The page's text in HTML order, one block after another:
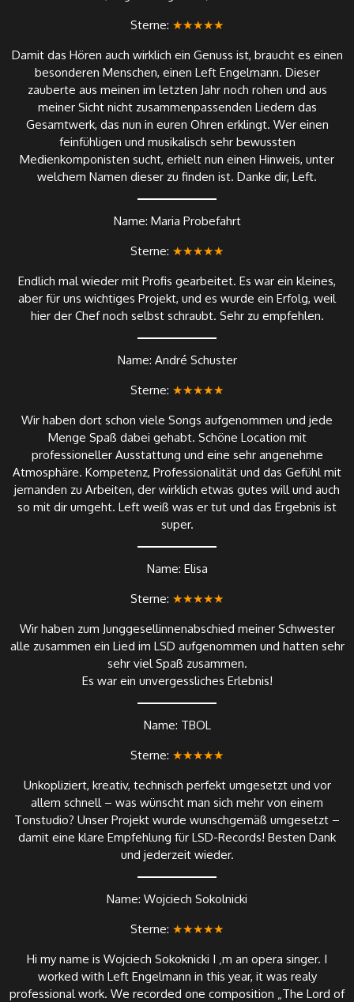
Sterne: ★★★★★
Damit das Hören auch wirklich ein Genuss ist, braucht es einen
besonderen Menschen, einen Left Engelmann. Dieser
zauberte aus meinen im letzten Jahr noch rohen und aus
meiner Sicht nicht zusammenpassenden Liedern das
Gesamtwerk, das nun in euren Ohren erklingt. Wer einen
feinfühligen und musikalisch sehr bewussten
Medienkomponisten sucht, erhielt nun einen Hinweis, unter
welchem Namen dieser zu finden ist. Danke dir, Left.
Name: Maria Probefahrt
Sterne: ★★★★★
Endlich mal wieder mit Profis gearbeitet. Es war ein kleines,
aber für uns wichtiges Projekt, und es wurde ein Erfolg, weil
hier der Chef noch selbst schraubt. Sehr zu empfehlen.
Name: André Schuster
Sterne: ★★★★★
Wir haben dort schon viele Songs aufgenommen und jede
Menge Spaß dabei gehabt. Schöne Location mit
professioneller Ausstattung und eine sehr angenehme
Atmosphäre. Kompetenz, Professionalität und das Gefühl mit
jemanden zu Arbeiten, der wirklich etwas gutes will und auch
so mit dir umgeht. Left weiß was er tut und das Ergebnis ist
super.
Name: Elisa
Sterne: ★★★★★
Wir haben zum Junggesellinnenabschied meiner Schwester
alle zusammen ein Lied im LSD aufgenommen und hatten sehr
sehr viel Spaß zusammen.
Es war ein unvergessliches Erlebnis!
Name: TBOL
Sterne: ★★★★★
Unkopliziert, kreativ, technisch perfekt umgesetzt und vor
allem schnell – was wünscht man sich mehr von einem
Tonstudio? Unser Projekt wurde wunschgemäß umgesetzt –
damit eine klare Empfehlung für LSD-Records! Besten Dank
und jederzeit wieder.
Name: Wojciech Sokolnicki
Sterne: ★★★★★
Hi my name is Wojciech Sokoknicki I ‚m an opera singer. I
worked with Left Engelmann in this year, it was realy
professional work. We recorded one composition „The Lord of